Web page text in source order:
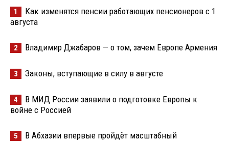
1
Как изменятся пенсии работающих пенсионеров с 1
августа
2 Владимир Джабаров — о том, зачем Европе Армения
3 Законы, вступающие в силу в августе
4
В МИД России заявили о подготовке Европы к
войне с Россией
5
В Абхазии впервые пройдёт масштабный